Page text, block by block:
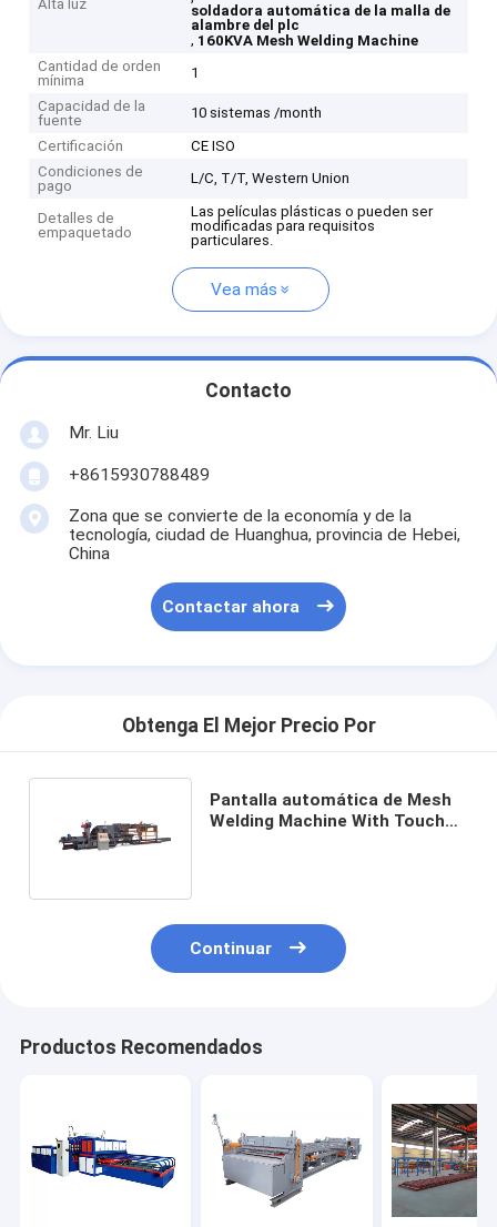
Alta luz
soldadora automática de la malla de
alambre del plc
, 160KVA Mesh Welding Machine
Cantidad de orden
mínima
1
Capacidad de la
fuente
10 sistemas /month
Certificación
CE ISO
Condiciones de
pago
L/C, T/T, Western Union
Detalles de
empaquetado
Las películas plásticas o pueden ser
modificadas para requisitos
particulares.
Vea más
Contacto
Mr. Liu
+8615930788489
Zona que se convierte de la economía y de la
tecnología, ciudad de Huanghua, provincia de Hebei,
China
Contactar ahora
Obtenga El Mejor Precio Por
Pantalla automática de Mesh
Welding Machine With Touch
Continuar
Productos Recomendados